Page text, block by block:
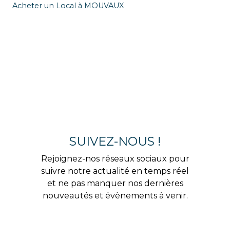
Acheter un Local à MOUVAUX
SUIVEZ-NOUS !
Rejoignez-nos réseaux sociaux pour
suivre notre actualité en temps réel
et ne pas manquer nos dernières
nouveautés et évènements à venir.